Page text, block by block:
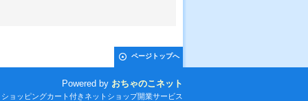
ページトップへ
Powered by おちゃのこネット
ョッピングカート付きネットショップ開業サービス